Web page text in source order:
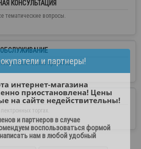
КОНСУЛЬТАЦИЯ
тематические вопросы.
технических проектов.
торгах.
и партнеры!
интернет-магазина
приостановлена! Цены
на сайте недействительны!
и партнеров в случае
воспользоваться формой
нам в любой удобный